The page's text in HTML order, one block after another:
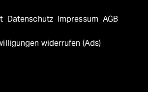
Datenschutz Impressum AGB
widerrufen (Ads)